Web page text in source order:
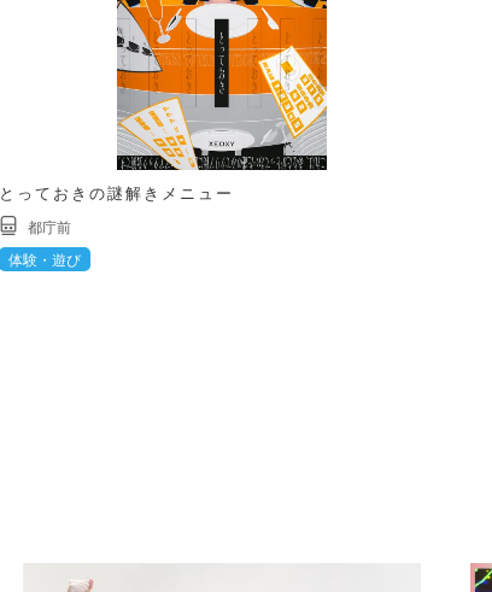
とっておきの謎解きメニュー
都庁前
体験・遊び